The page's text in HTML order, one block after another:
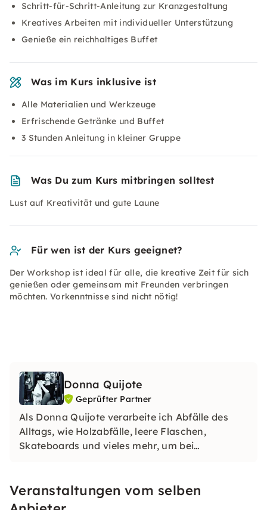
Schritt-für-Schritt-Anleitung zur Kranzgestaltung
Kreatives Arbeiten mit individueller Unterstützung
Genieße ein reichhaltiges Buffet
Was im Kurs inklusive ist
Alle Materialien und Werkzeuge
Erfrischende Getränke und Buffet
3 Stunden Anleitung in kleiner Gruppe
Was Du zum Kurs mitbringen solltest
Lust auf Kreativität und gute Laune
Für wen ist der Kurs geeignet?
Der Workshop ist ideal für alle, die kreative Zeit für sich
genießen oder gemeinsam mit Freunden verbringen
möchten. Vorkenntnisse sind nicht nötig!
Donna Quijote
Geprüfter Partner
Als Donna Quijote verarbeite ich Abfälle des
Alltags, wie Holzabfälle, leere Flaschen,
Skateboards und vieles mehr, um bei
Veranstaltungen vom selben